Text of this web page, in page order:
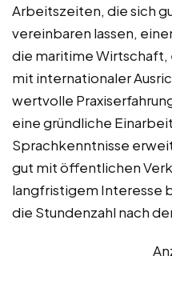
Arbeitszeiten, die sich
vereinbaren lassen,
die maritime Wirtschaft,
mit internationaler
wertvolle
eine gründliche
Sprachkenntnisse
gut mit öffentlichen
langfristigem Interesse
die Stundenzahl nach